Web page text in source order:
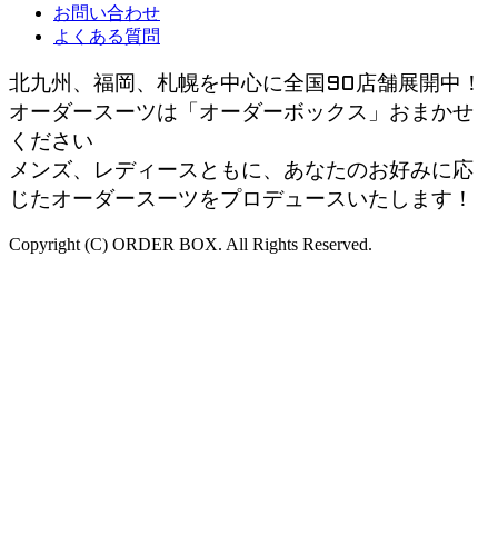
お問い合わせ
よくある質問
北九州、福岡、札幌を中心に全国90店舗展開中！
オーダースーツは「オーダーボックス」おまかせ
ください
メンズ、レディースともに、あなたのお好みに応
じたオーダースーツをプロデュースいたします！
Copyright (C) ORDER BOX. All Rights Reserved.